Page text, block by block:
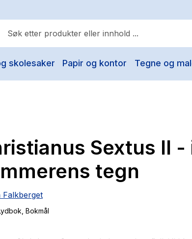
skolesaker Papir og kontor Tegne og
Populære søk
Yesteryear
Hitster
Hypopressiv trening
The Housemaid
Sextus II -
tegn
Falkberget
, Bokmål